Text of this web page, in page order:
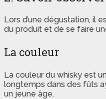
Lors d’une dégustation, il
du produit et de se faire
La couleur
La couleur du whisky est
longtemps dans des fûts
un jeune âge.